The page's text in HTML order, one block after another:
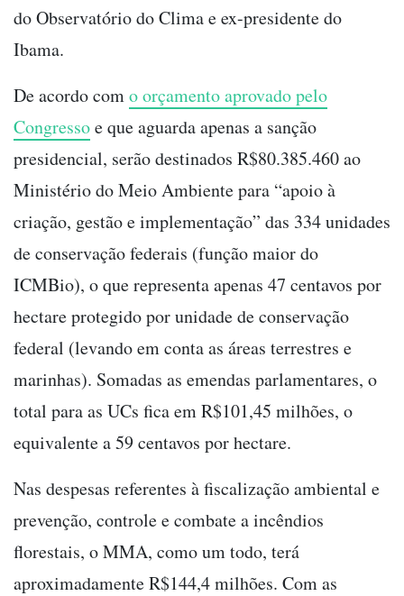
do Observatório do Clima e ex-presidente do
Ibama.
De acordo como orçamento aprovado pelo
Congressoe que aguarda apenas a sanção
presidencial, serão destinados R$80.385.460 ao
Ministério do Meio Ambiente para “apoio à
criação, gestão e implementação” das 334 unidades
de conservação federais (função maior do
ICMBio), o que representa apenas 47 centavos por
hectare protegido por unidade de conservação
federal (levando em conta as áreas terrestres e
marinhas). Somadas as emendas parlamentares, o
total para as UCs fica em R$101,45 milhões, o
equivalente a 59 centavos por hectare.
Nas despesas referentes à fiscalização ambiental e
prevenção, controle e combate a incêndios
florestais, o MMA, como um todo, terá
aproximadamente R$144,4 milhões. Com as